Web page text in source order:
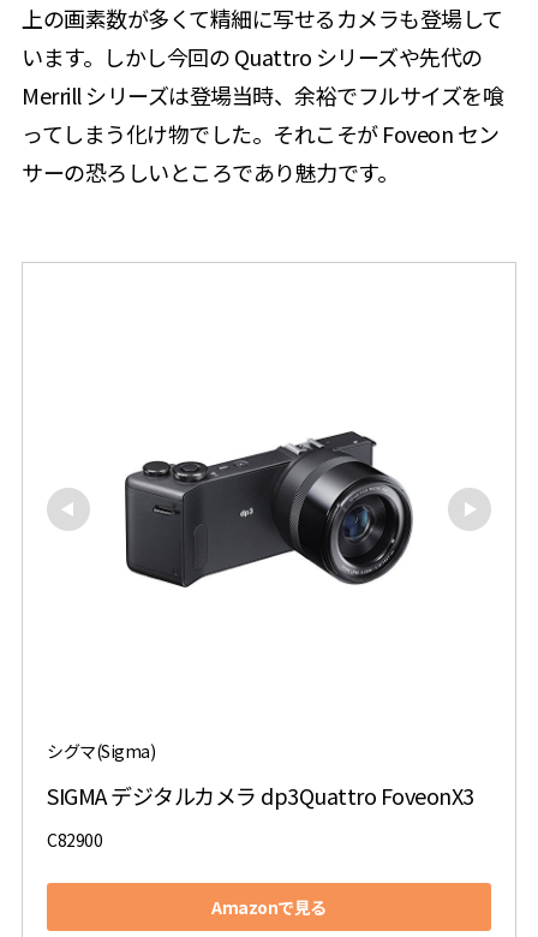
上の画素数が多くて精細に写せるカメラも登場して
います。しかし今回の Quattro シリーズや先代の
Merrill シリーズは登場当時、余裕でフルサイズを喰
ってしまう化け物でした。それこそが Foveon セン
サーの恐ろしいところであり魅力です。
シグマ(Sigma)
SIGMA デジタルカメラ dp3Quattro FoveonX3
C82900
Amazonで見る